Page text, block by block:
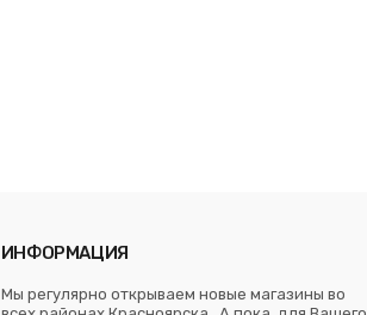
ИНФОРМАЦИЯ
Мы регулярно открываем новые магазины во